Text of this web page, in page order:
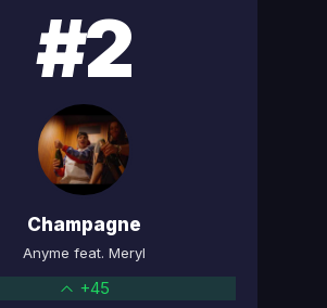
#2
Champagne
Anyme feat. Meryl
+45